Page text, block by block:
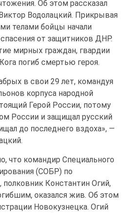
Об этом рассказал
Водолацкий. Прикрывая
телами бойцы начали
от защитников ДНР.
мирных граждан, гвардии
погиб смертью героя.
в свои 29 лет, командуя
корпуса народной
Герой России, потому
России и защищал русский
до последнего вздоха», —
что командир Специального
(СОБР) по
Константин Огий,
оказался жив. Об этом
Новокузнецка. Огий